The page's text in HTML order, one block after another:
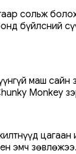
сольж
бүйлсний
маш
Monkey
эмч зөвлөжээ.